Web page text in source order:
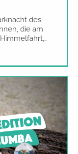
des
die am